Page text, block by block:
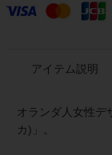
アイテム説明
オランダ人女性デ
カ)」。